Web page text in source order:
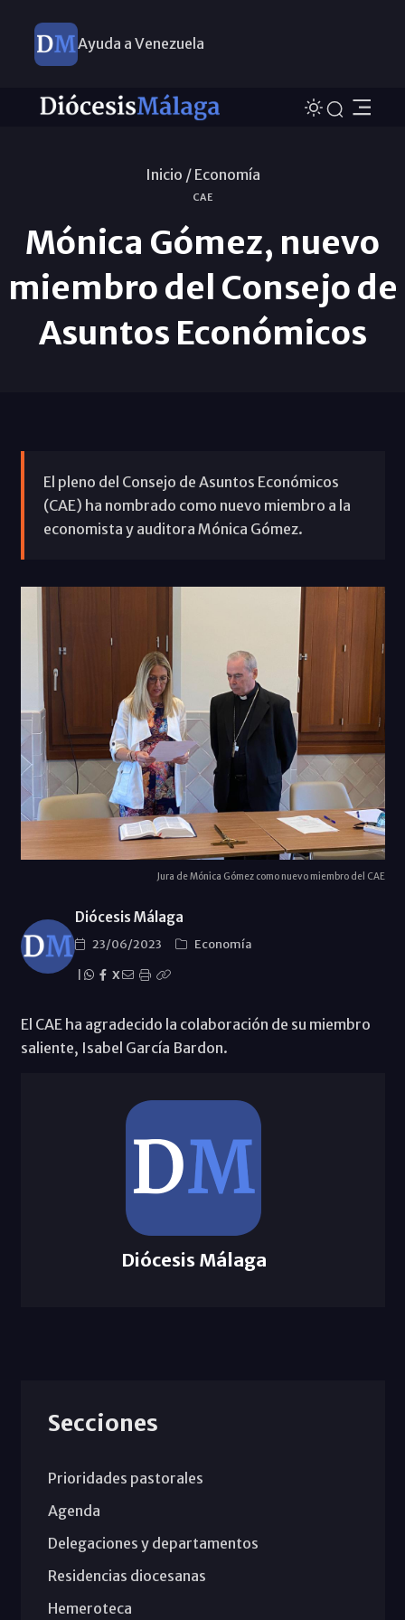
Ayuda a Venezuela
Inicio / Economí­a
CAE
Mónica Gómez, nuevo
miembro del Consejo de
Asuntos Económicos
El pleno del Consejo de Asuntos Económicos
(CAE) ha nombrado como nuevo miembro a la
economista y auditora Mónica Gómez.
Jura de Mónica Gómez como nuevo miembro del CAE
Diócesis Málaga
23/06/2023
Economí­a
X
El CAE ha agradecido la colaboración de su miembro
saliente, Isabel García Bardon.
Diócesis Málaga
Secciones
Prioridades pastorales
Agenda
Delegaciones y departamentos
Residencias diocesanas
Hemeroteca